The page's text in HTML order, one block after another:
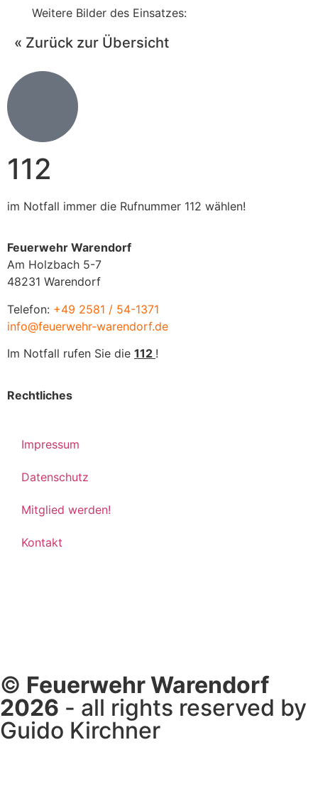
Weitere Bilder des Einsatzes:
« Zurück zur Übersicht
112
im Notfall immer die Rufnummer 112 wählen!
Feuerwehr Warendorf
Am Holzbach 5-7
48231 Warendorf
Telefon: +49 2581 / 54-1371
info@feuerwehr-warendorf.de
Im Notfall rufen Sie die 112 !
Rechtliches
Impressum
Datenschutz
Mitglied werden!
Kontakt
© Feuerwehr Warendorf
2026 - all rights reserved by
Guido Kirchner